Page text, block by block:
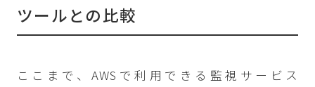
ツールとの比較
ここまで、AWSで利用できる監視サービス